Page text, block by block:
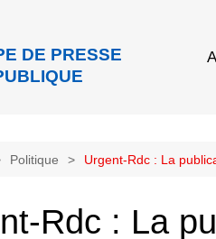
DE PRESSE
Politique Urgent-Rdc : La
Rdc : La